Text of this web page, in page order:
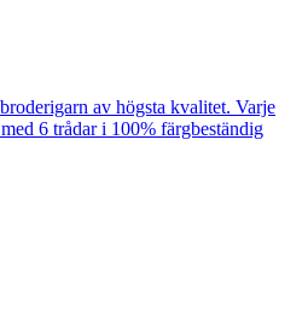
av högsta kvalitet. Varje
6 trådar i 100% färgbeständig